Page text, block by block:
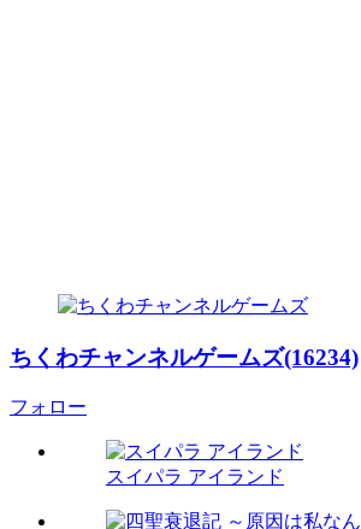
ちくわチャンネルゲームズ(16234)
フォロー
スイパラ アイランド